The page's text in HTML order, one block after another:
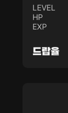
LEVEL
HP
EXP
드랍율